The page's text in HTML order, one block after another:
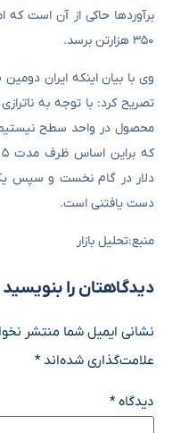
برآوردها حاکی از آن است
۳۵۰ هزارتن برسد.
وی با بیان اینکه ایران
تصریح کرد: با توجه به
محصول در واحد سطح نیستیم،
دلار در گام نخست و سپس یک
دست یافتنی است.
منبع:تحلیل بازار
دیدگاهتان را بنویسید
نشانی ایمیل شما منتشر
علامت‌گذاری شده‌اند*
دیدگاه*